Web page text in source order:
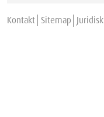
Kontakt Sitemap Juridisk